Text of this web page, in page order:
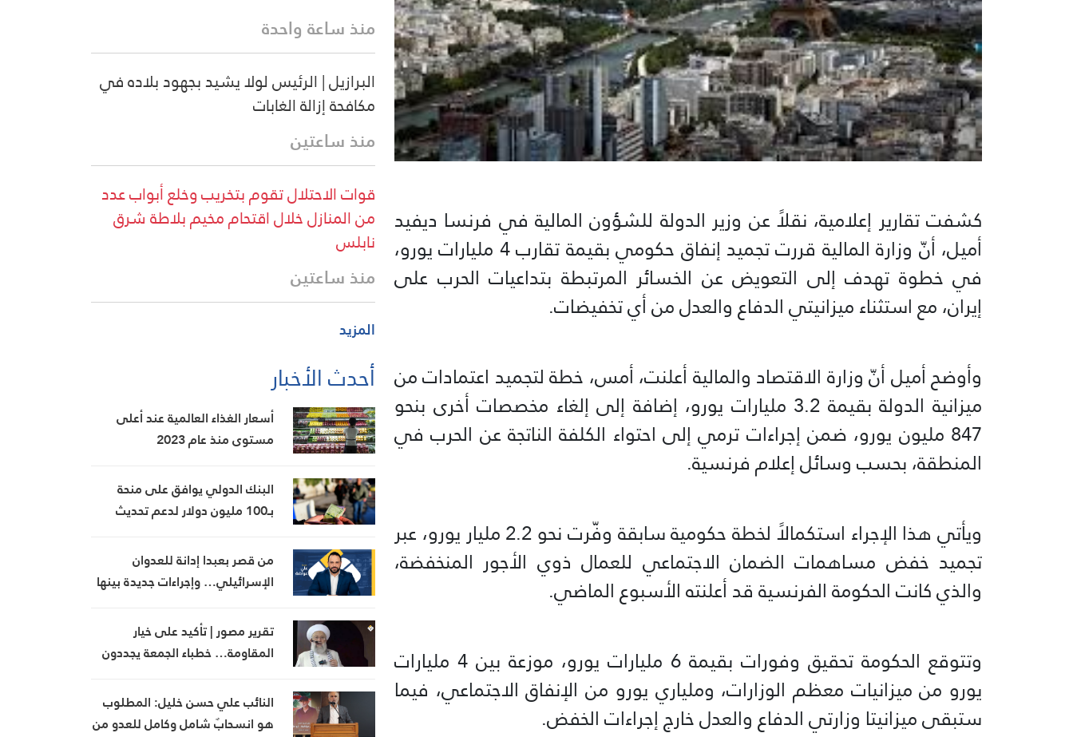
كشفت تقارير إعلامية، نقلاً عن وزير الدولة للشؤون المالية في فرنسا ديفيد
أميل، أنّ وزارة المالية قررت تجميد إنفاق حكومي بقيمة تقارب 4 مليارات يورو،
في خطوة تهدف إلى التعويض عن الخسائر المرتبطة بتداعيات الحرب على
إيران، مع استثناء ميزانيتي الدفاع والعدل من أي تخفيضات.
وأوضح أميل أنّ وزارة الاقتصاد والمالية أعلنت، أمس، خطة لتجميد اعتمادات من
ميزانية الدولة بقيمة 3.2 مليارات يورو، إضافة إلى إلغاء مخصصات أخرى بنحو
847 مليون يورو، ضمن إجراءات ترمي إلى احتواء الكلفة الناتجة عن الحرب في
المنطقة، بحسب وسائل إعلام فرنسية.
ويأتي هذا الإجراء استكمالاً لخطة حكومية سابقة وفّرت نحو 2.2 مليار يورو، عبر
تجميد خفض مساهمات الضمان الاجتماعي للعمال ذوي الأجور المنخفضة،
والذي كانت الحكومة الفرنسية قد أعلنته الأسبوع الماضي.
وتتوقع الحكومة تحقيق وفورات بقيمة 6 مليارات يورو، موزعة بين 4 مليارات
يورو من ميزانيات معظم الوزارات، وملياري يورو من الإنفاق الاجتماعي، فيما
ستبقى ميزانيتا وزارتي الدفاع والعدل خارج إجراءات الخفض.
منذ ساعة واحدة
البرازيل | الرئيس لولا يشيد بجهود بلاده في
مكافحة إزالة الغابات
منذ ساعتين
قوات الاحتلال تقوم بتخريب وخلع أبواب عدد
من المنازل خلال اقتحام مخيم بلاطة شرق
نابلس
منذ ساعتين
المزيد
أحدث الأخبار
أسعار الغذاء العالمية عند أعلى
مستوى منذ عام 2023
البنك الدولي يوافق على منحة
بـ100 مليون دولار لدعم تحديث
من قصر بعبدا إدانة للعدوان
الإسرائيلي… وإجراءات جديدة بينها
تقرير مصور | تأكيد على خيار
المقاومة… خطباء الجمعة يجددون
النائب علي حسن خليل: المطلوب
هو انسحابٌ شامل وكامل للعدو من